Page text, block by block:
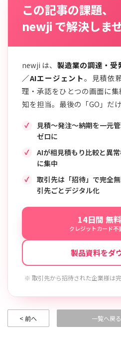
この記事の課題、
newji で解決しま
newji は、 製造業の調達・受
／AIエージェント。見積依
理・承認をひとつの画面に
知を担当。最後の「GO」だ
見積〜発注〜納期を一元
ゼロに
AIが相見積もり比較と異
に集中
取引先は「招待」で完全
引先ごとデジタル化
14日間 無
クレジットカード不
製品資料をダ
※ 取引先から招待された企業様は
< 前へ 一覧へ戻